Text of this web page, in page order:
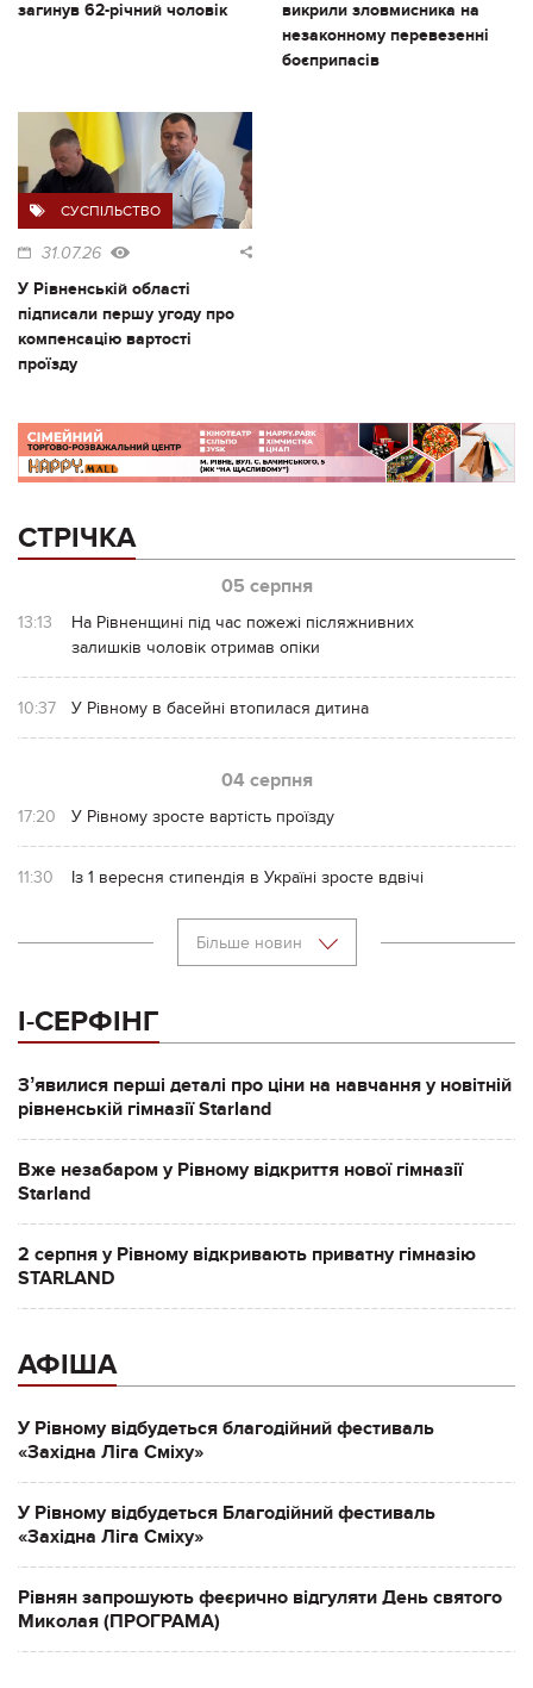
загинув 62-річний чоловік
викрили зловмисника на
незаконному перевезенні
боєприпасів
СУСПІЛЬСТВО
31.07.26
У Рівненській області
підписали першу угоду про
компенсацію вартості
проїзду
СТРІЧКА
05 серпня
13:13
На Рівненщині під час пожежі післяжнивних
залишків чоловік отримав опіки
10:37 У Рівному в басейні втопилася дитина
04 серпня
17:20 У Рівному зросте вартість проїзду
11:30 Із 1 вересня стипендія в Україні зросте вдвічі
Більше новин
І-СЕРФІНГ
Зʼявилися перші деталі про ціни на навчання у новітній
рівненській гімназії Starland
Вже незабаром у Рівному відкриття нової гімназії
Starland
2 серпня у Рівному відкривають приватну гімназію
STARLAND
АФІША
У Рівному відбудеться благодійний фестиваль
«Західна Ліга Сміху»
У Рівному відбудеться Благодійний фестиваль
«Західна Ліга Сміху»
Рівнян запрошують феєрично відгуляти День святого
Миколая (ПРОГРАМА)